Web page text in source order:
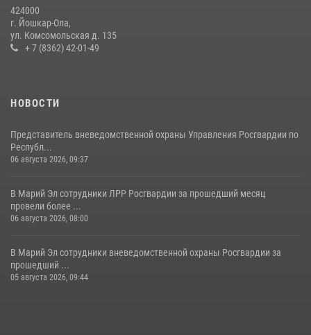
08 июля 2026, 13:48
Управление Росгвардии по Республике Марий Эл приняло участие в
424000
г. Йошкар-Ола,
ул. Комсомольская д. 135
+ 7 (8362) 42-01-49
НОВОСТИ
Представитель вневедомственной охраны Управления Росгвардии по
Республ...
06 августа 2026, 09:37
В Марий Эл сотрудники ЛРР Росгвардии за прошедший месяц
провели более ...
06 августа 2026, 08:00
В Марий Эл сотрудники вневедомственной охраны Росгвардии за
прошедший ...
05 августа 2026, 09:44